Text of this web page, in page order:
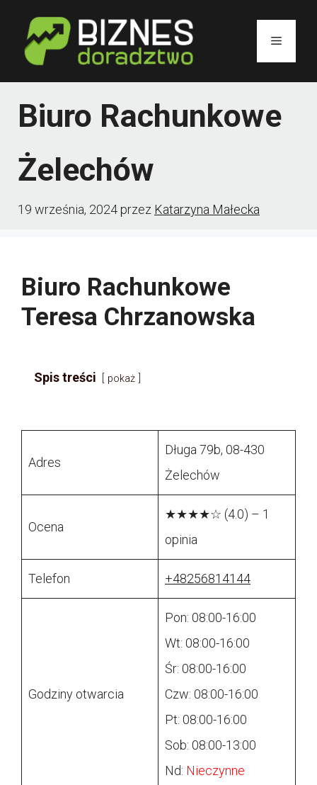
treści
Menu
Biuro Rachunkowe
Żelechów
19 września, 2024przez Katarzyna Małecka
Biuro Rachunkowe
Teresa Chrzanowska
Spis treści pokaż
Adres
Długa 79b, 08-430
Żelechów
Ocena
★★★★☆ (4.0) – 1
opinia
Telefon +48256814144
Godziny otwarcia
Pon: 08:00-16:00
Wt: 08:00-16:00
Śr: 08:00-16:00
Czw: 08:00-16:00
Pt: 08:00-16:00
Sob: 08:00-13:00
Nd: Nieczynne